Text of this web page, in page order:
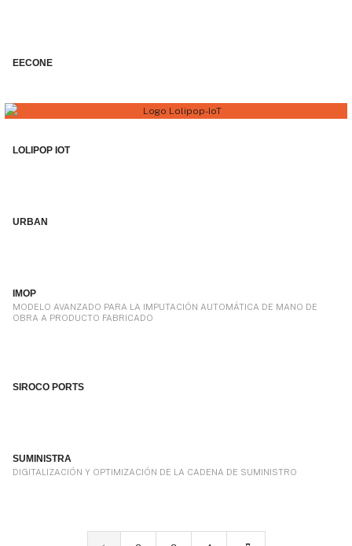
EECONE
LOLIPOP IOT
URBAN
IMOP
MODELO AVANZADO PARA LA IMPUTACIÓN AUTOMÁTICA DE MANO DE
OBRA A PRODUCTO FABRICADO
SIROCO PORTS
SUMINISTRA
DIGITALIZACIÓN Y OPTIMIZACIÓN DE LA CADENA DE SUMINISTRO